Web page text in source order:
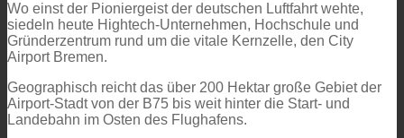
Wo einst der Pioniergeist der deutschen Luftfahrt wehte,
siedeln heute Hightech-Unternehmen, Hochschule und
Gründerzentrum rund um die vitale Kernzelle, den City
Airport Bremen.
Geographisch reicht das über 200 Hektar große Gebiet der
Airport-Stadt von der B75 bis weit hinter die Start- und
Landebahn im Osten des Flughafens.